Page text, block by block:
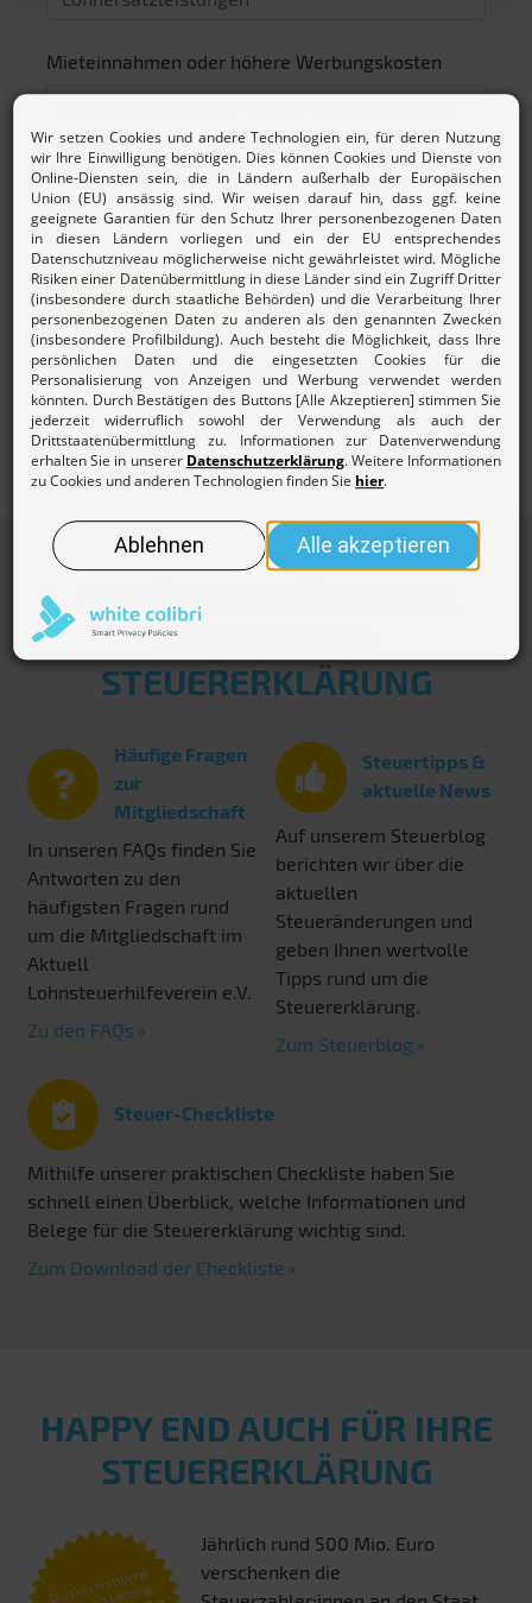
Mieteinnahmen oder höhere Werbungskosten
Zinsen/Dividenden
Beitrag berechnen
Mehr zur
Beitragsordnung und den Gebühren des
Lohnsteuerhilfevereins.
HILFREICHES RUND UM
BERATUNG &
STEUERERKLÄRUNG
Häufige Fragen
zur
Mitgliedschaft
In unseren FAQs finden Sie
Antworten zu den
häufigsten Fragen rund
um die Mitgliedschaft im
Aktuell
Lohnsteuerhilfeverein e.V.
Zu den FAQs
Steuertipps &
aktuelle News
Auf unserem Steuerblog
berichten wir über die
aktuellen
Steueränderungen und
geben Ihnen wertvolle
Tipps rund um die
Steuererklärung.
Zum Steuerblog
Steuer-Checkliste
Mithilfe unserer praktischen Checkliste haben Sie
schnell einen Überblick, welche Informationen und
Belege für die Steuererklärung wichtig sind.
Zum Download der Checkliste
HAPPY END AUCH FÜR IHRE
STEUERERKLÄRUNG
Durchschnittliche
Jährlich rund 500 Mio. Euro
verschenken die